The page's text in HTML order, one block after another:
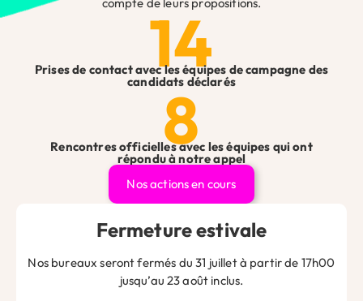
Téléphone de l'entreprise
Nom de l'entreprise*
14
Prises de contact avec les équipes de campagne des
candidats déclarés
8
Rencontres officielles avec les équipes qui ont
répondu à notre appel
Nos actions en cours
Fermeture estivale
Nos bureaux seront fermés du 31 juillet à partir de 17h00
jusqu’au 23 août inclus.